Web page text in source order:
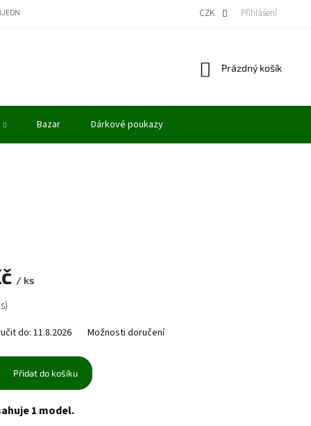
VÝKUP MODELŮ
CZK Přihlášení
Nákupní
Prázdný košík
Bazar Dárkové poukazy
/ ks
do: 11.8.2026 Možnosti doručení
Přidat do košíku
1 model.